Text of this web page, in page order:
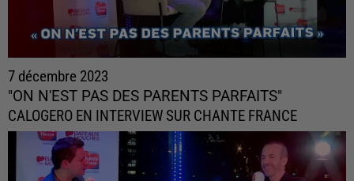
7 décembre 2023
"ON N'EST PAS DES PARENTS PARFAITS"
CALOGERO EN INTERVIEW SUR CHANTE FRANCE